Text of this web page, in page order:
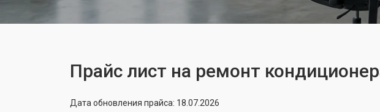
Прайс лист на ремонт
Дата обновления прайса: 18.07.2026